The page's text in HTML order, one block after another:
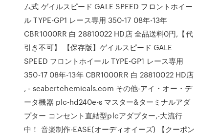
ム式 ゲイルスピード GALE SPEED フロントホイー
ル TYPE-GP1 レース専用 350-17 08年-13年
CBR1000RR 白 28810022 HD店 全品送料0円,【代
引き不可】 【保存版】ゲイルスピード GALE
SPEED フロントホイール TYPE-GP1 レース専用
350-17 08年-13年 CBR1000RR 白 28810022 HD店
, - seabertchemicals.com その他-アイ・オー・デ
ータ機器 plc-hd240e-s マスター&ターミナルアダ
プター コンセント直結型plcアダプター,-大流行
中！ 音楽制作-EASE(オーディオイーズ) 【クーポン